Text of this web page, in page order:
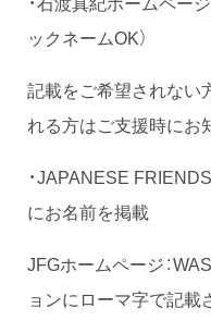
ックネームOK）
記載をご希望されない
れる方はご支援時にお
・JAPANESE
にお名前を掲載
JFGホームページ：
ョンにローマ字で記載